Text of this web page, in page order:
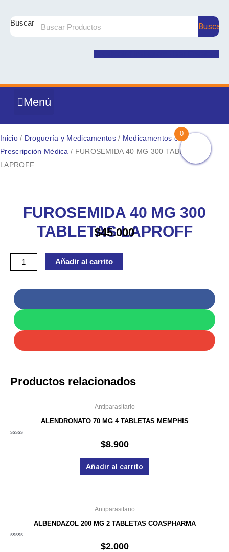
contenido
Buscar Buscar
Menú
Inicio/ Droguería y Medicamentos/ Medicamentos con
Prescripción Médica / FUROSEMIDA 40 MG 300 TABLETAS
LAPROFF
FUROSEMIDA 40 MG 300
TABLETAS LAPROFF
$45.000
LAPROFF
cantidad
Añadir al carrito
Productos relacionados
Antiparasitario
ALENDRONATO 70 MG 4 TABLETAS MEMPHIS
$8.900
Añadir al carrito
Antiparasitario
ALBENDAZOL 200 MG 2 TABLETAS COASPHARMA
$2.000
0